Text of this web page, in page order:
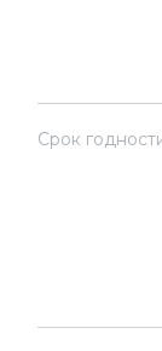
Срок